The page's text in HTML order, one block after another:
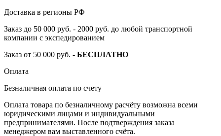
Доставка в регионы РФ
Заказ до 50 000 руб. - 2000 руб. до любой транспортной
компании с экспедированием
Заказ от 50 000 руб. - БЕСПЛАТНО
Оплата
Безналичная оплата по счету
Оплата товара по безналичному расчёту возможна всеми
юридическими лицами и индивидуальными
предпринимателями. После подтверждения заказа
менеджером вам выставленного счёта.